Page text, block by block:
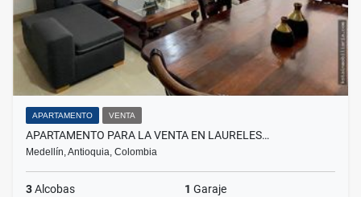
APARTAMENTO VENTA
APARTAMENTO PARA LA VENTA EN LAURELES…
Medellín, Antioquia, Colombia
3Alcobas 1 Garaje